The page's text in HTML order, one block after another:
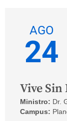
AGO
24
Vive Sin
Ministro: Dr.
Campus: